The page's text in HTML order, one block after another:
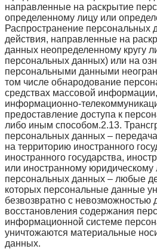
направленные на раскрытие
определенному лицу или
Распространение
действия, направленные на
данных неопределенному кругу
персональных данных) или на
персональными данными
том числе обнародование
средствах массовой
информационно-
предоставление доступа к
либо иным способом.2.13.
персональных данных –
на территорию иностранного
иностранного государства,
или иностранному юридическому
персональных данных – любые
которых персональные данные
безвозвратно с невозможностью
восстановления содержания
информационной системе
уничтожаются материальные
данных.